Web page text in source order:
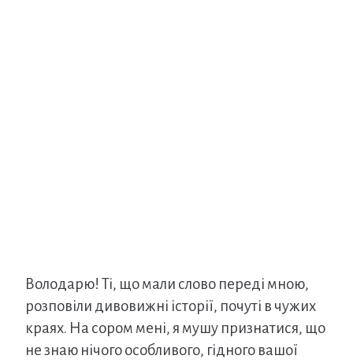
Володарю! Ті, що мали слово переді мною,
розповіли дивовижні історії, почуті в чужих
краях. На сором мені, я мушу признатися, що
не знаю нічого особливого, гідного вашої